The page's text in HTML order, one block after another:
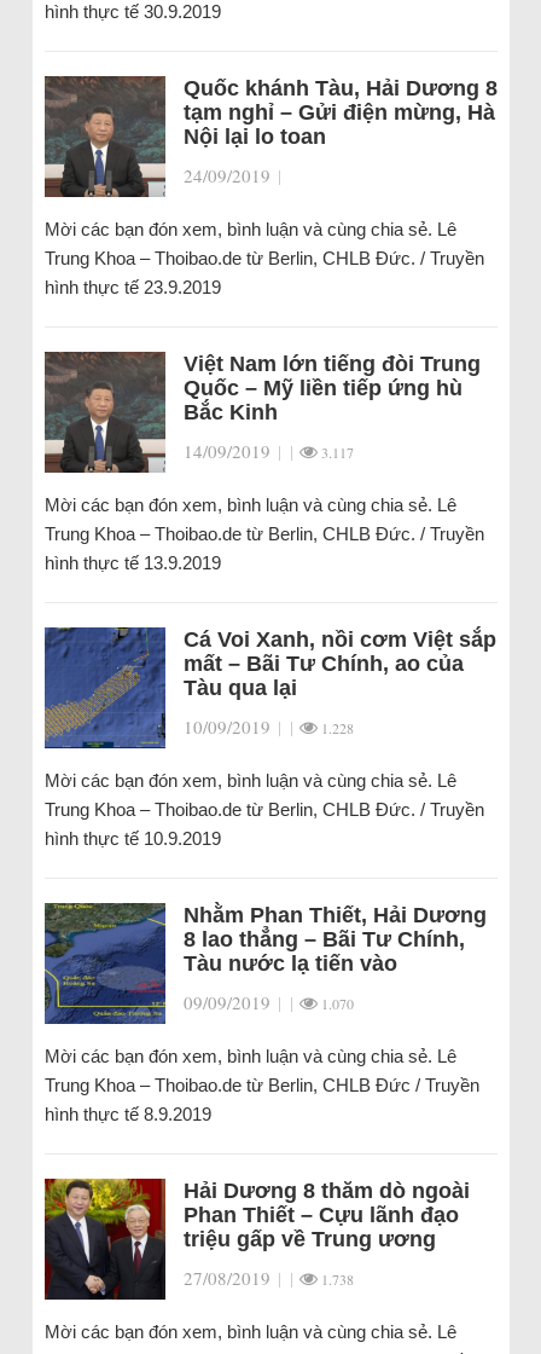
hình thực tế 30.9.2019
Quốc khánh Tàu, Hải Dương 8
tạm nghỉ – Gửi điện mừng, Hà
Nội lại lo toan
24/09/2019 |
Mời các bạn đón xem, bình luận và cùng chia sẻ. Lê
Trung Khoa – Thoibao.de từ Berlin, CHLB Đức. / Truyền
hình thực tế 23.9.2019
Việt Nam lớn tiếng đòi Trung
Quốc – Mỹ liền tiếp ứng hù
Bắc Kinh
14/09/2019 | | 3.117
Mời các bạn đón xem, bình luận và cùng chia sẻ. Lê
Trung Khoa – Thoibao.de từ Berlin, CHLB Đức. / Truyền
hình thực tế 13.9.2019
Cá Voi Xanh, nồi cơm Việt sắp
mất – Bãi Tư Chính, ao của
Tàu qua lại
10/09/2019 | | 1.228
Mời các bạn đón xem, bình luận và cùng chia sẻ. Lê
Trung Khoa – Thoibao.de từ Berlin, CHLB Đức. / Truyền
hình thực tế 10.9.2019
Nhằm Phan Thiết, Hải Dương
8 lao thẳng – Bãi Tư Chính,
Tàu nước lạ tiến vào
09/09/2019 | | 1.070
Mời các bạn đón xem, bình luận và cùng chia sẻ. Lê
Trung Khoa – Thoibao.de từ Berlin, CHLB Đức / Truyền
hình thực tế 8.9.2019
Hải Dương 8 thăm dò ngoài
Phan Thiết – Cựu lãnh đạo
triệu gấp về Trung ương
27/08/2019 | | 1.738
Mời các bạn đón xem, bình luận và cùng chia sẻ. Lê